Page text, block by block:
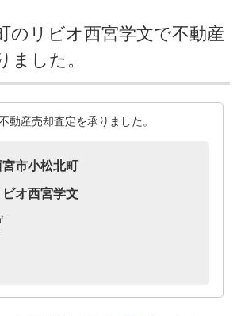
のリビオ西宮学文で不動産
ました。
動産売却査定を承りました。
宮市小松北町
ビオ西宮学文